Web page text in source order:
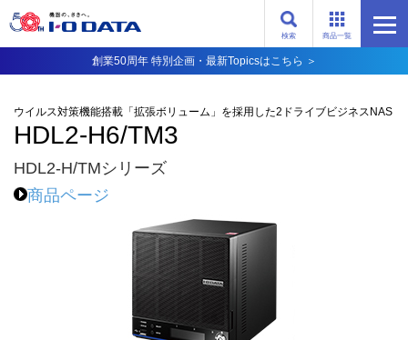
商品一覧
検索
創業50周年 特別企画・最新Topicsはこちら ＞
ウイルス対策機能搭載「拡張ボリューム」を採用した2ドライブビジネスNAS
HDL2-H6/TM3
HDL2-H/TMシリーズ
商品ページ